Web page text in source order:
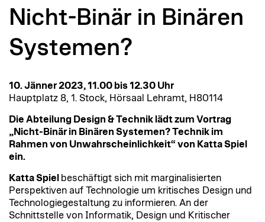
Nicht-Binär in Binären
Systemen?
10. Jänner 2023, 11.00 bis 12.30 Uhr
Hauptplatz 8, 1. Stock, Hörsaal Lehramt, H80114
Die Abteilung Design & Technik lädt zum Vortrag
„Nicht-Binär in Binären Systemen? Technik im
Rahmen von Unwahrscheinlichkeit“ von Katta Spiel
ein.
Katta Spiel
beschäftigt sich mit marginalisierten
Perspektiven auf Technologie um kritisches Design und
Technologiegestaltung zu informieren. An der
Schnittstelle von Informatik, Design und Kritischer